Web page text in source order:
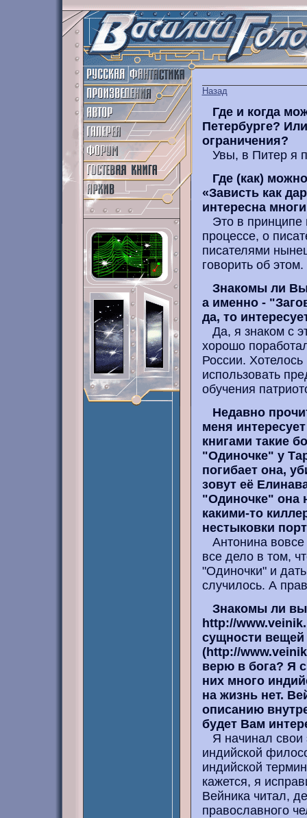
Назад
Где и когда
Петербурге?
ограничения?
Увы, в Питер я
Где (как)
«Зависть как
интересна
Это в принципе
процессе, о
писателями
говорить об этом.
Знакомы ли Вы
а именно -
да, то
Да, я знаком с
хорошо
России.
использовать
обучения
Недавно
меня
книгами такие
"Одиночке" у
погибает она,
зовут её
"Одиночке" она
какими-то
нестыковки
Антонина вовсе
все дело в том,
"Одиночки" и
случилось. А
Знакомы ли вы
http://
сущности вещей
(http://
верю в бога? Я
них много
на жизнь нет.
описанию
будет Вам
Я начинал свои
индийской
индийской
кажется, я
Вейника читал,
православного